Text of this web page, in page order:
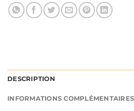
DESCRIPTION
INFORMATIONS COMPLÉMENTAIRES